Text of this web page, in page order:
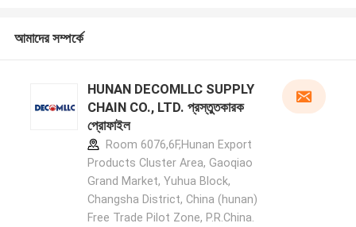
আমাদের সম্পর্কে
HUNAN DECOMLLC SUPPLY
CHAIN CO., LTD. প্রস্তুতকারক
প্রোফাইল
Room 6076,6F,Hunan Export
Products Cluster Area, Gaoqiao
Grand Market, Yuhua Block,
Changsha District, China (hunan)
Free Trade Pilot Zone, P.R.China.